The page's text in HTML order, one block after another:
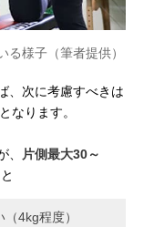
様子（筆者提供）
、次に考慮すべきは
となります。
、
片側最大30～
4kg程度）